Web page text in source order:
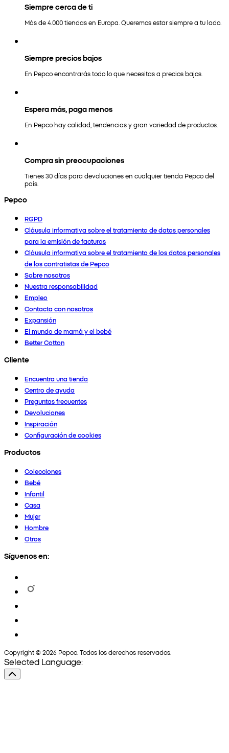
Siempre cerca de ti
Más de 4.000 tiendas en Europa. Queremos estar siempre a tu lado.
Siempre precios bajos
En Pepco encontrarás todo lo que necesitas a precios bajos.
Espera más, paga menos
En Pepco hay calidad, tendencias y gran variedad de productos.
Compra sin preocupaciones
Tienes 30 días para devoluciones en cualquier tienda Pepco del
país.
Pepco
RGPD
Cláusula informativa sobre el tratamiento de datos personales
para la emisión de facturas
Cláusula informativa sobre el tratamiento de los datos personales
de los contratistas de Pepco
Sobre nosotros
Nuestra responsabilidad
Empleo
Contacta con nosotros
Expansión
El mundo de mamá y el bebé
Better Cotton
Cliente
Encuentra una tienda
Centro de ayuda
Preguntas frecuentes
Devoluciones
Inspiración
Configuración de cookies
Productos
Colecciones
Bebé
Infantil
Casa
Mujer
Hombre
Otros
Síguenos en:
Copyright © 2026 Pepco. Todos los derechos reservados.
Selected Language: